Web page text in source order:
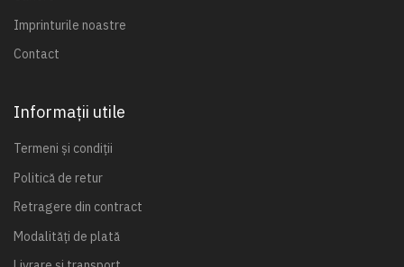
Imprinturile noastre
Contact
Informații utile
Termeni și condiții
Politică de retur
Retragere din contract
Modalități de plată